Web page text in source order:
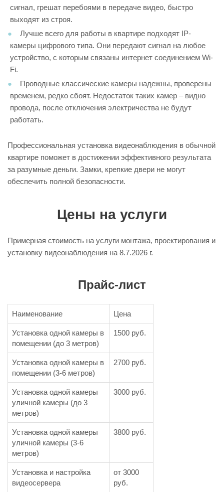
сигнал, грешат перебоями в передаче видео, быстро
выходят из строя.
Лучше всего для работы в квартире подходят IP-
камеры цифрового типа. Они передают сигнал на любое
устройство, с которым связаны интернет соединением Wi-
Fi.
Проводные классические камеры надежны, проверены
временем, редко сбоят. Недостаток таких камер – видно
провода, после отключения электричества не будут
работать.
Профессиональная установка видеонаблюдения в обычной
квартире поможет в достижении эффективного результата
за разумные деньги. Замки, крепкие двери не могут
обеспечить полной безопасности.
Цены на услуги
Примерная стоимость на услуги монтажа, проектирования и
установку видеонаблюдения на 8.7.2026 г.
Прайс-лист
Наименование Цена
Установка одной камеры в
помещении (до 3 метров)
1500 руб.
Установка одной камеры в
помещении (3-6 метров)
2700 руб.
Установка одной камеры
уличной камеры (до 3
метров)
3000 руб.
Установка одной камеры
уличной камеры (3-6
метров)
3800 руб.
Установка и настройка
видеосервера
от 3000
руб.